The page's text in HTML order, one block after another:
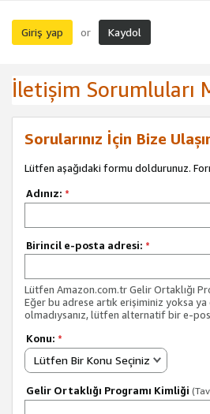
Giriş yap or Kaydol
İletişim Sorumluları
Sorularınız İçin Bize
Lütfen aşağıdaki formu doldurunuz.
Adınız: *
Birincil e-posta adresi: *
Lütfen Amazon.com.tr Gelir Ortaklığı
Eğer bu adrese artık erişiminiz yoksa ya
olmadıysanız, lütfen alternatif bir e-
Konu: *
Lütfen Bir Konu Seçiniz
Gelir Ortaklığı Programı Kimliği